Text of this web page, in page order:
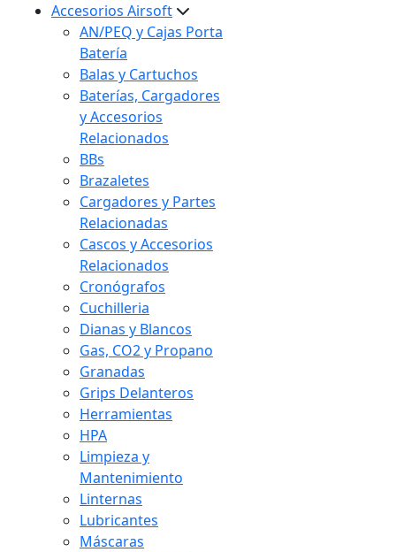
Accesorios Airsoft
AN/PEQ y Cajas Porta
Batería
Balas y Cartuchos
Baterías, Cargadores
y Accesorios
Relacionados
BBs
Brazaletes
Cargadores y Partes
Relacionadas
Cascos y Accesorios
Relacionados
Cronógrafos
Cuchilleria
Dianas y Blancos
Gas, CO2 y Propano
Granadas
Grips Delanteros
Herramientas
HPA
Limpieza y
Mantenimiento
Linternas
Lubricantes
Máscaras